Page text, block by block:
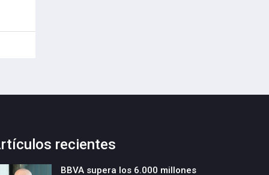
recientes
BBVA supera los 6.000 millones